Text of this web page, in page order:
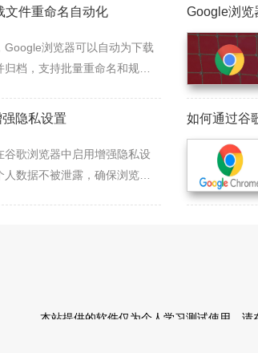
文件重命名自动化
Google浏览器可以自动为下载
档，支持批量重命名和规则
Google浏览
隐私设置
谷歌浏览器中启用增强隐私设
数据不被泄露，确保浏览器
如何通过谷
本站提供的软件仅为个人学习测试使用，请